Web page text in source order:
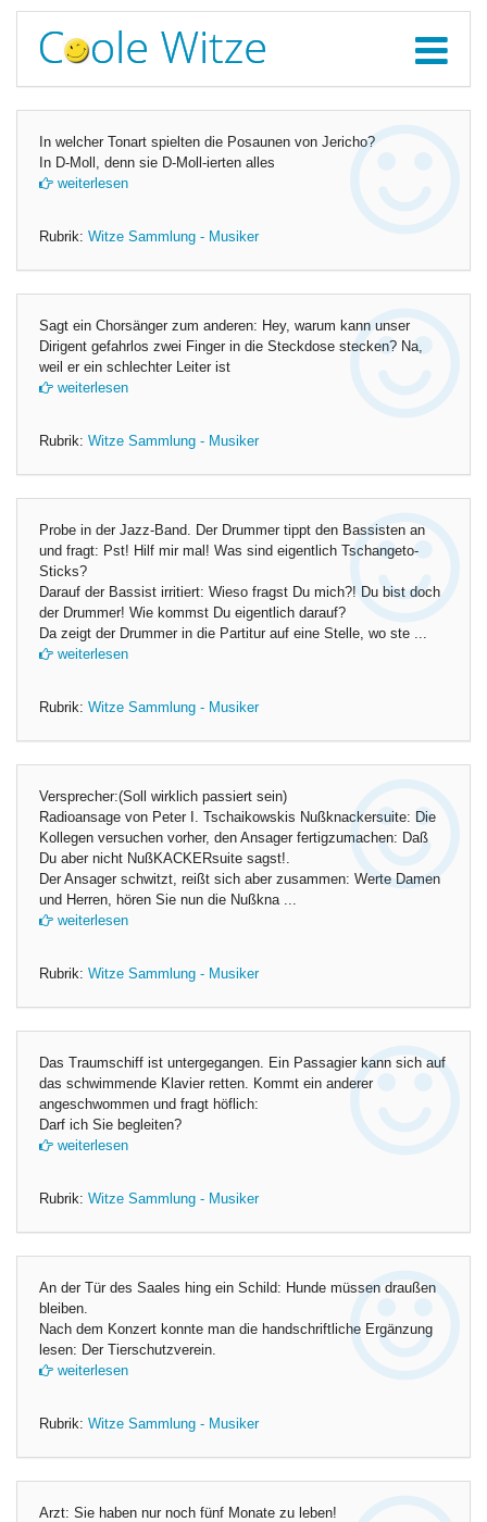
In welcher Tonart spielten die Posaunen von Jericho?
In D-Moll, denn sie D-Moll-ierten alles
weiterlesen
Rubrik: Witze Sammlung - Musiker
Sagt ein Chorsänger zum anderen: Hey, warum kann unser
Dirigent gefahrlos zwei Finger in die Steckdose stecken? Na,
weil er ein schlechter Leiter ist
weiterlesen
Rubrik: Witze Sammlung - Musiker
Probe in der Jazz-Band. Der Drummer tippt den Bassisten an
und fragt: Pst! Hilf mir mal! Was sind eigentlich Tschangeto-
Sticks?
Darauf der Bassist irritiert: Wieso fragst Du mich?! Du bist doch
der Drummer! Wie kommst Du eigentlich darauf?
Da zeigt der Drummer in die Partitur auf eine Stelle, wo ste ...
weiterlesen
Rubrik: Witze Sammlung - Musiker
Versprecher:(Soll wirklich passiert sein)
Radioansage von Peter I. Tschaikowskis Nußknackersuite: Die
Kollegen versuchen vorher, den Ansager fertigzumachen: Daß
Du aber nicht NußKACKERsuite sagst!.
Der Ansager schwitzt, reißt sich aber zusammen: Werte Damen
und Herren, hören Sie nun die Nußkna ...
weiterlesen
Rubrik: Witze Sammlung - Musiker
Das Traumschiff ist untergegangen. Ein Passagier kann sich auf
das schwimmende Klavier retten. Kommt ein anderer
angeschwommen und fragt höflich:
Darf ich Sie begleiten?
weiterlesen
Rubrik: Witze Sammlung - Musiker
An der Tür des Saales hing ein Schild: Hunde müssen draußen
bleiben.
Nach dem Konzert konnte man die handschriftliche Ergänzung
lesen: Der Tierschutzverein.
weiterlesen
Rubrik: Witze Sammlung - Musiker
Arzt: Sie haben nur noch fünf Monate zu leben!